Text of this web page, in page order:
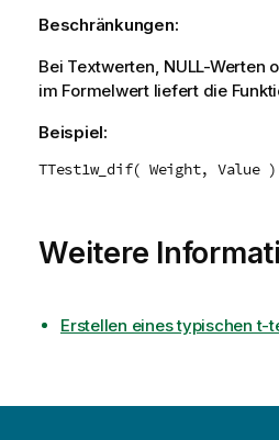
Beschränkungen:
Bei Textwerten, NULL-Werten
im Formelwert liefert die
Beispiel:
TTest1w_dif( Weight, Value )
Weitere
Erstellen eines typischen t-